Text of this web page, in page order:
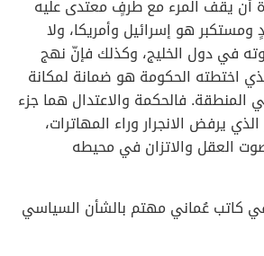
أن يقف المرء مع طرفٍ معتدى عليه
هو إسرائيل وأمريكا، ولا
في دول الخليج، وكذلك فإنّ نهج
اختطته الحكومة هو ضمانة لمكانة
المنطقة. فالحكمة والاعتدال هما جزء
يرفض الانجرار وراء المهاترات،
العقل والاتزان في محيطه
كاتب عُماني مهتم بالشأن السياسي